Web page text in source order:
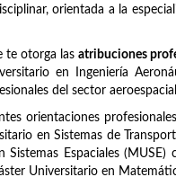
orientada a la
te otorga las atribuciones
en Ingeniería
del sector
orientaciones
en Sistemas de
Espaciales
Universitario en